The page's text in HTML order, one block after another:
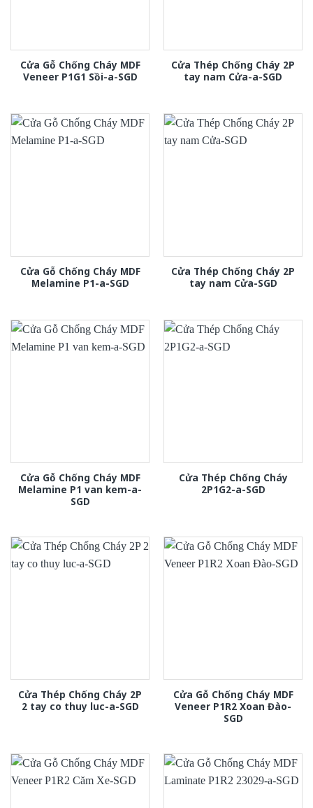
Cửa Gỗ Chống Cháy MDF
Veneer P1G1 Sồi-a-SGD
Cửa Thép Chống Cháy 2P
tay nam Cửa-a-SGD
Cửa Gỗ Chống Cháy MDF
Melamine P1-a-SGD
Cửa Thép Chống Cháy 2P
tay nam Cửa-SGD
Cửa Gỗ Chống Cháy MDF
Melamine P1 van kem-a-
SGD
Cửa Thép Chống Cháy
2P1G2-a-SGD
Cửa Thép Chống Cháy 2P
2 tay co thuy luc-a-SGD
Cửa Gỗ Chống Cháy MDF
Veneer P1R2 Xoan Đào-
SGD